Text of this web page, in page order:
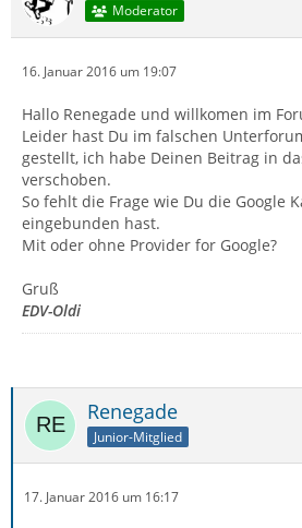
Moderator
16. Januar 2016 um 19:07
Hallo Renegade und willkomen im
Leider hast Du im falschen
gestellt, ich habe Deinen Beitrag in
verschoben.
So fehlt die Frage wie Du die Google
eingebunden hast.
Mit oder ohne Provider for Google?
Gruß
EDV-Oldi
Renegade
Junior-Mitglied
17. Januar 2016 um 16:17